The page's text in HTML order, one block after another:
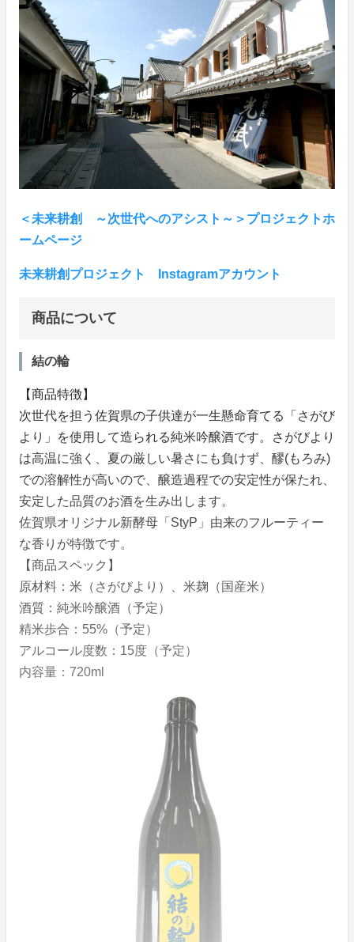
＜未来耕創 ～次世代へのアシスト～＞プロジェクトホ
ームページ
未来耕創プロジェクト Instagramアカウント
商品について
結の輪
【商品特徴】
次世代を担う佐賀県の子供達が一生懸命育てる「さがび
より」を使用して造られる純米吟醸酒です。さがびより
は高温に強く、夏の厳しい暑さにも負けず、醪(もろみ)
での溶解性が高いので、醸造過程での安定性が保たれ、
安定した品質のお酒を生み出します。
佐賀県オリジナル新酵母「StyP」由来のフルーティー
な香りが特徴です。
【商品スペック】
原材料：米（さがびより）、米麹（国産米）
酒質：純米吟醸酒（予定）
精米歩合：55%（予定）
アルコール度数：15度（予定）
内容量：720ml